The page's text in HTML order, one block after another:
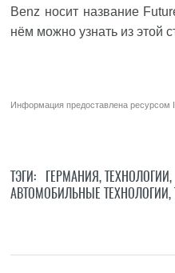
Benz носит название
нём можно узнать из этой
Информация предоставлена ресурсом
ТЭГИ: ГЕРМАНИЯ,ТЕХНОЛОГИИ,
АВТОМОБИЛЬНЫЕ ТЕХНОЛОГИИ,